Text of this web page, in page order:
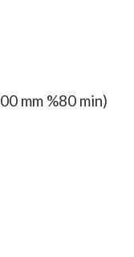
mm %80 min)